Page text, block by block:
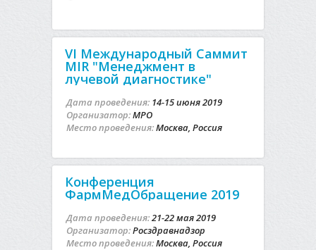
VI Международный Саммит
MIR "Менеджмент в
лучевой диагностике"
Дата проведения: 14-15 июня 2019
Организатор:МРО
Место проведения:Москва, Россия
Конференция
ФармМедОбращение 2019
Дата проведения:21-22 мая 2019
Организатор:Росздравнадзор
Место проведения:Москва, Россия